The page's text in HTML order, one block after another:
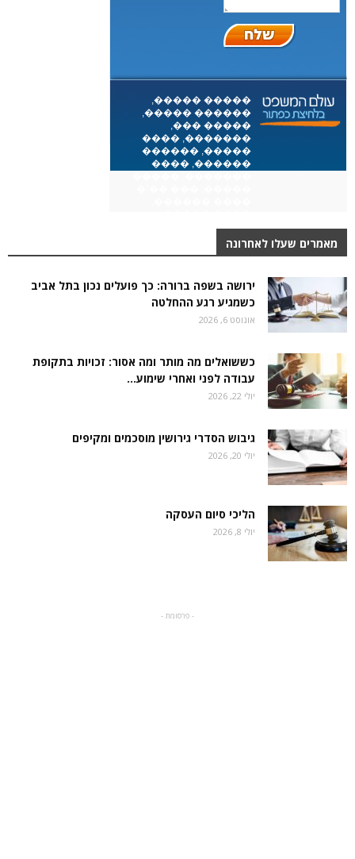
מאמרים שעלו לאחרונה
ירושה בשפה ברורה: כך פועלים נכון בתל אביב
כשמגיע רגע ההחלטה
אוגוסט 6, 2026
כששואלים מה מותר ומה אסור: זכויות בתקופת
עבודה לפני ואחרי שימוע...
יולי 22, 2026
גיבוש הסדרי גירושין מוסכמים ומקיפים
יולי 20, 2026
הליכי סיום העסקה
יולי 8, 2026
- פרסומת -